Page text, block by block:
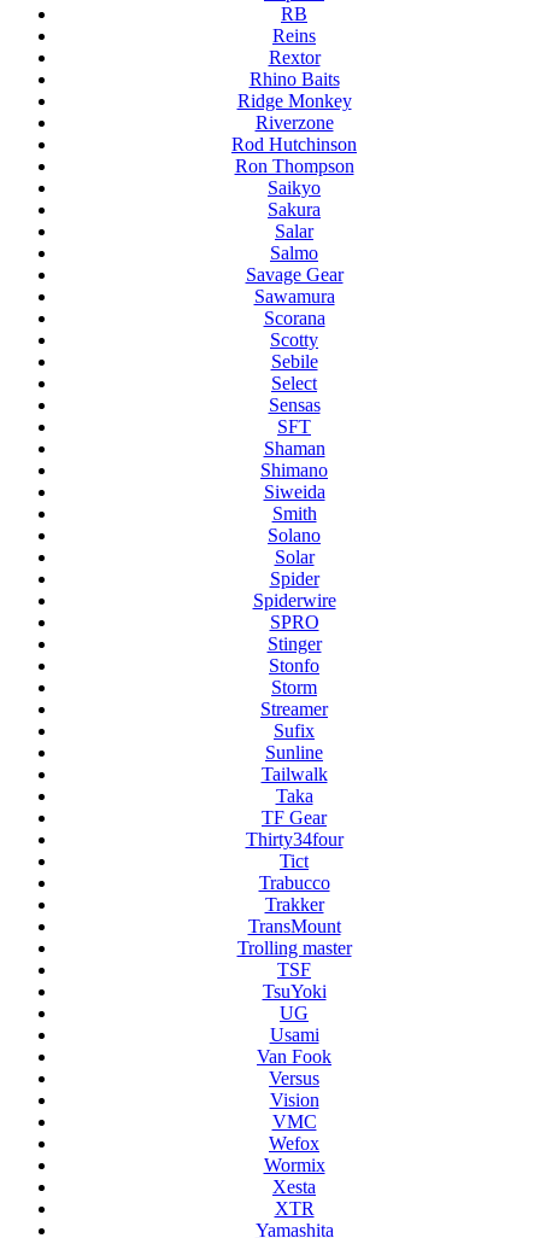
RB
Reins
Rextor
Rhino Baits
Ridge Monkey
Riverzone
Rod Hutchinson
Ron Thompson
Saikyo
Sakura
Salar
Salmo
Savage Gear
Sawamura
Scorana
Scotty
Sebile
Select
Sensas
SFT
Shaman
Shimano
Siweida
Smith
Solano
Solar
Spider
Spiderwire
SPRO
Stinger
Stonfo
Storm
Streamer
Sufix
Sunline
Tailwalk
Taka
TF Gear
Thirty34four
Tict
Trabucco
Trakker
TransMount
Trolling master
TSF
TsuYoki
UG
Usami
Van Fook
Versus
Vision
VMC
Wefox
Wormix
Xesta
XTR
Yamashita